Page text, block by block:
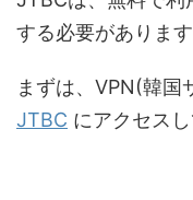
する必要があります
まずは、VPN(韓国
JTBC にアクセスし